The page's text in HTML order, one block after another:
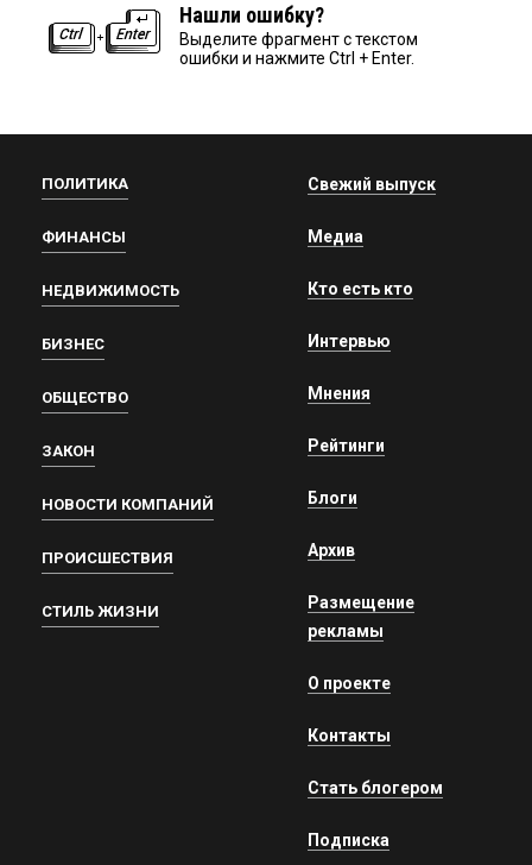
Нашли ошибку?
Выделите фрагмент с текстом
ошибки и нажмите Ctrl + Enter.
ПОЛИТИКА
ФИНАНСЫ
НЕДВИЖИМОСТЬ
БИЗНЕС
ОБЩЕСТВО
ЗАКОН
НОВОСТИ КОМПАНИЙ
ПРОИСШЕСТВИЯ
СТИЛЬ ЖИЗНИ
Свежий выпуск
Медиа
Кто есть кто
Интервью
Мнения
Рейтинги
Блоги
Архив
Размещение
рекламы
О проекте
Контакты
Стать блогером
Подписка